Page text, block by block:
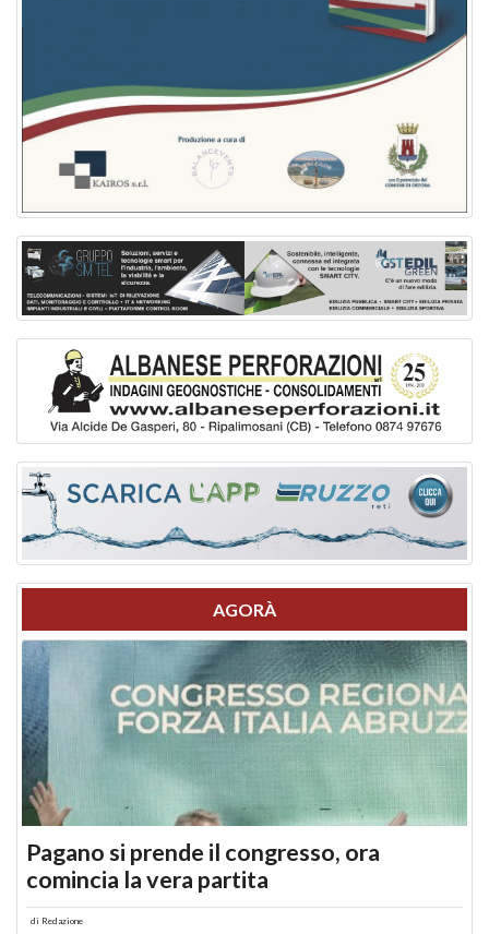
AGORÀ
Pagano si prende il congresso, ora
comincia la vera partita
di Redazione